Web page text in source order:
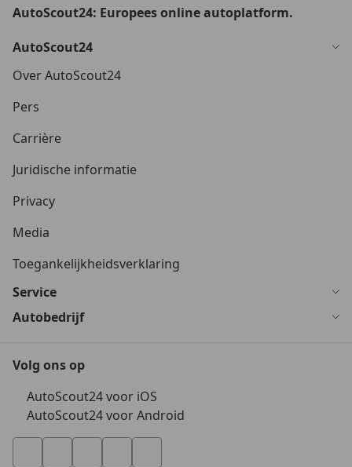
AutoScout24: Europees online autoplatform.
AutoScout24
Over AutoScout24
Pers
Carrière
Juridische informatie
Privacy
Media
Toegankelijkheidsverklaring
Service
Autobedrijf
Volg ons op
AutoScout24 voor iOS
AutoScout24 voor Android